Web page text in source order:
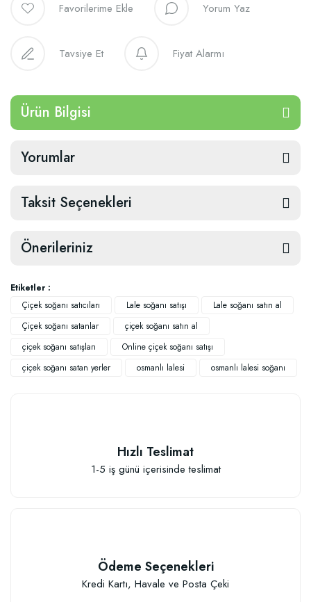
Yorum Yaz
Tavsiye Et Fiyat Alarmı
Ürün Bilgisi
Yorumlar
Taksit Seçenekleri
Önerileriniz
Etiketler :
Çiçek soğanı satıcıları
Lale soğanı satışı
Lale soğanı satın al
Çiçek soğanı satanlar
çiçek soğanı satın al
çiçek soğanı satışları
Online çiçek soğanı satışı
çiçek soğanı satan yerler
osmanlı lalesi osmanlı lalesi soğanı
Hızlı Teslimat
1-5 iş günü içerisinde teslimat
Ödeme Seçenekleri
Kredi Kartı, Havale ve Posta Çeki